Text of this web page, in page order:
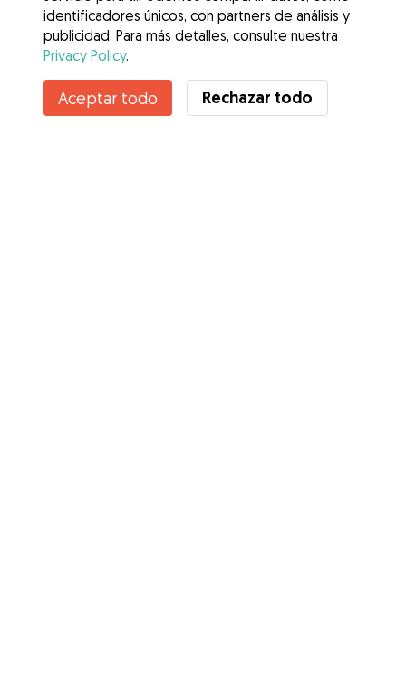
identificadores únicos, con partners de análisis y
publicidad. Para más detalles, consulte nuestra
Privacy Policy.
Aceptar todo Rechazar todo